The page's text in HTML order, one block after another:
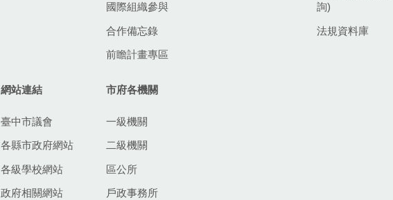
國際組織參與
合作備忘錄
前瞻計畫專區
詢)
法規資料庫
網站連結
臺中市議會
各縣市政府網站
各級學校網站
政府相關網站
市府各機關
一級機關
二級機關
區公所
戶政事務所